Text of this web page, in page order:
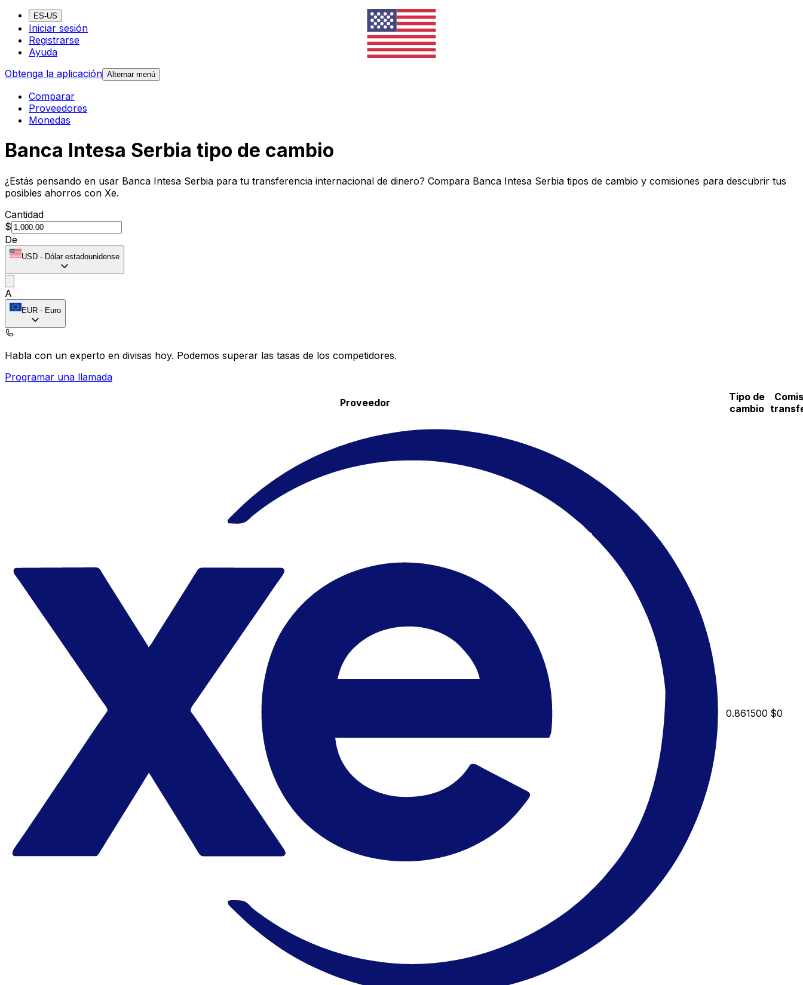
ES-US
Iniciar sesión
Registrarse
Ayuda
Obtenga la aplicación Alternar menú
Comparar
Proveedores
Monedas
Banca Intesa Serbia tipo de cambio
¿Estás pensando en usar Banca Intesa Serbia para tu transferencia internacional de dinero? Compara Banca Intesa Serbia tipos de cambio y comisiones para descubrir tus
posibles ahorros con Xe.
Cantidad
$
De
USD - Dólar estadounidense
A
EUR - Euro
Habla con un experto en divisas hoy. Podemos superar las tasas de los competidores.
Programar una llamada
Proveedor
Tipo de
cambio
0.861500 $0